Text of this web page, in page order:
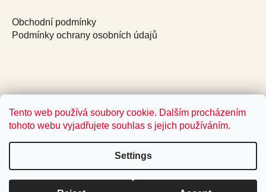
Tento web používá soubory cookie. Dalším procházením
tohoto webu vyjadřujete souhlas s jejich používáním.
Settings
Obchodní podmínky
Podmínky ochrany osobních údajů